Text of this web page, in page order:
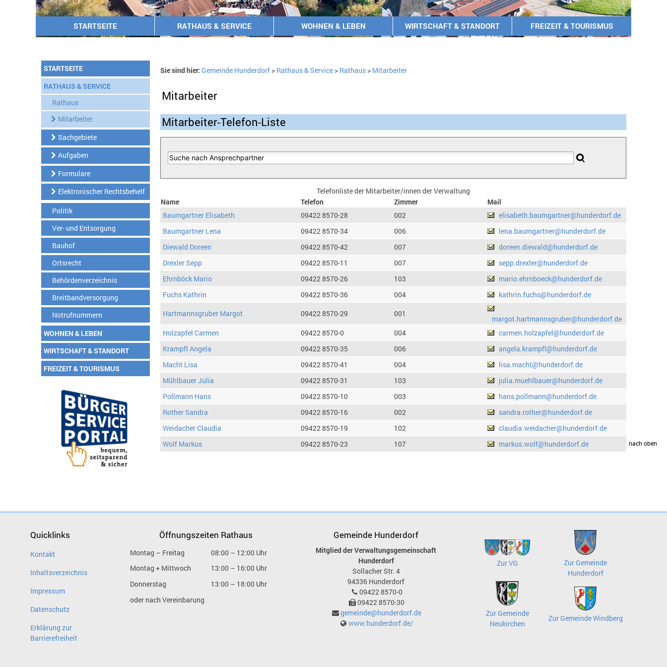
STARTSEITE RATHAUS & SERVICE WOHNEN & LEBEN WIRTSCHAFT & STANDORT FREIZEIT & TOURISMUS
STARTSEITE
RATHAUS & SERVICE
Rathaus
Mitarbeiter
Sachgebiete
Aufgaben
Formulare
Elektronischer Rechtsbehelf
Politik
Ver- und Entsorgung
Bauhof
Ortsrecht
Behördenverzeichnis
Breitbandversorgung
Notrufnummern
WOHNEN & LEBEN
WIRTSCHAFT & STANDORT
FREIZEIT & TOURISMUS
Sie sind hier: Gemeinde Hunderdorf> Rathaus & Service> Rathaus> Mitarbeiter
Mitarbeiter
Mitarbeiter-Telefon-Liste
Telefonliste der Mitarbeiter/innen der Verwaltung
Name
Telefon Zimmer
Mail
Baumgartner Elisabeth
09422 8570-28 002
elisabeth.baumgartner@hunderdorf.de
Baumgartner Lena
09422 8570-34 006
lena.baumgartner@hunderdorf.de
Diewald Doreen
09422 8570-42 007
doreen.diewald@hunderdorf.de
Drexler Sepp
09422 8570-11 007
sepp.drexler@hunderdorf.de
Ehrnböck Mario
09422 8570-26 103
mario.ehrnboeck@hunderdorf.de
Fuchs Kathrin
09422 8570-36 004
kathrin.fuchs@hunderdorf.de
Hartmannsgruber Margot
09422 8570-29 001
margot.hartmannsgruber@hunderdorf.de
Holzapfel Carmen
09422 8570-0 004
carmen.holzapfel@hunderdorf.de
Krampfl Angela
09422 8570-35 006
angela.krampfl@hunderdorf.de
Macht Lisa
09422 8570-41 004
lisa.macht@hunderdorf.de
Mühlbauer Julia
09422 8570-31 103
julia.muehlbauer@hunderdorf.de
Pollmann Hans
09422 8570-10 003
hans.pollmann@hunderdorf.de
Rother Sandra
09422 8570-16 002
sandra.rother@hunderdorf.de
Weidacher Claudia
09422 8570-19 102
claudia.weidacher@hunderdorf.de
Wolf Markus
09422 8570-23 107 markus.wolf@hunderdorf.dedrucken nach oben
Quicklinks
Kontakt
Inhaltsverzeichnis
Impressum
Datenschutz
Erklärung zur
Barrierefreiheit
Öffnungszeiten Rathaus
Montag – Freitag
08:00 – 12:00 Uhr
Montag + Mittwoch
13:00 – 16:00 Uhr
Donnerstag
13:00 – 18:00 Uhr
oder nach Vereinbarung
Gemeinde Hunderdorf
Mitglied der Verwaltungsgemeinschaft
Hunderdorf
Sollacher Str. 4
94336 Hunderdorf
09422 8570-0
09422 8570-30
gemeinde@hunderdorf.de
www.hunderdorf.de/
Zur VG
Zur Gemeinde
Hunderdorf
Zur Gemeinde
Neukirchen
Zur Gemeinde Windberg